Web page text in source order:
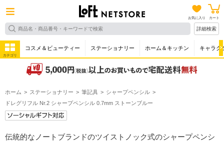
お気に入り カート
詳細検索
カテゴリ
コスメ＆ビューティー ステーショナリー ホーム＆キッチン キャラク
ホーム ステーショナリー 筆記具
シャープペンシル
ドレグリフル Nr.2 シャープペンシル 0.7mm ストーンブルー
伝統的なノートブランドのツイストノック式のシャープペンシ